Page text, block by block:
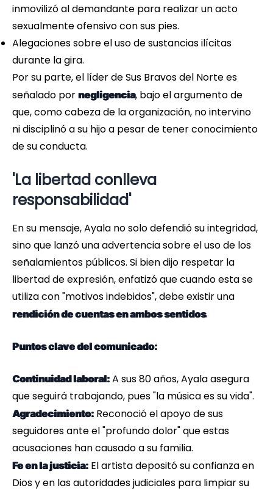
inmovilizó al demandante para realizar un acto
sexualmente ofensivo con sus pies.
Alegaciones sobre el uso de sustancias ilícitas
durante la gira.
Por su parte, el líder de Sus Bravos del Norte es
señalado por negligencia, bajo el argumento de
que, como cabeza de la organización, no intervino
ni disciplinó a su hijo a pesar de tener conocimiento
de su conducta.
'La libertad conlleva
responsabilidad'
En su mensaje, Ayala no solo defendió su integridad,
sino que lanzó una advertencia sobre el uso de los
señalamientos públicos. Si bien dijo respetar la
libertad de expresión, enfatizó que cuando esta se
utiliza con "motivos indebidos", debe existir una
rendición de cuentas en ambos sentidos.
Puntos clave del comunicado:
Continuidad laboral: A sus 80 años, Ayala asegura
que seguirá trabajando, pues "la música es su vida".
Agradecimiento: Reconoció el apoyo de sus
seguidores ante el "profundo dolor" que estas
acusaciones han causado a su familia.
Fe en la justicia: El artista depositó su confianza en
Dios y en las autoridades judiciales para limpiar su